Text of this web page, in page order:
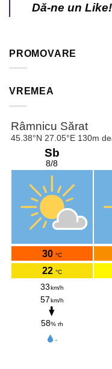
Dă-ne un Like!
PROMOVARE
VREMEA